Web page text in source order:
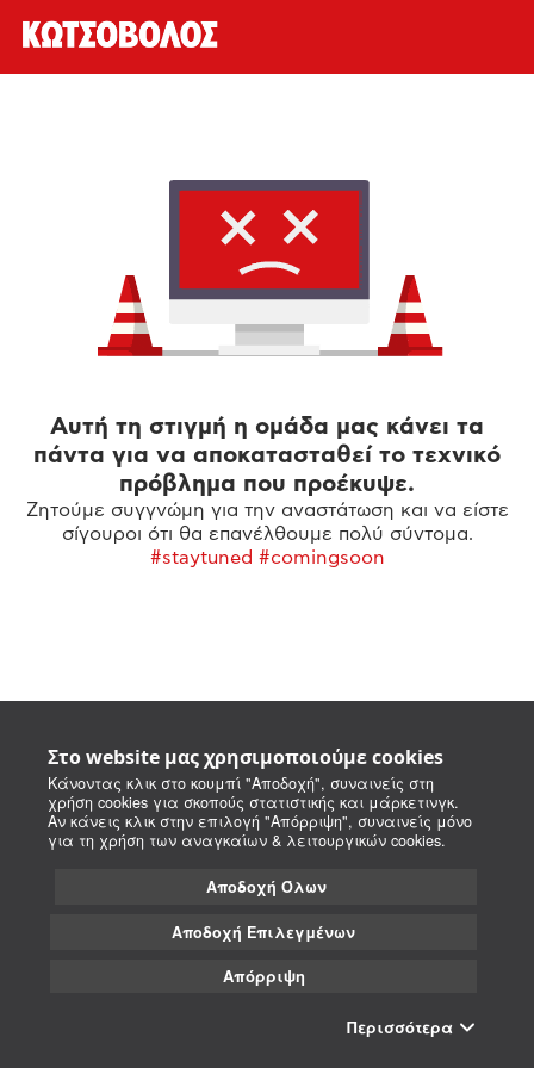
Στο website μας χρησιμοποιούμε cookies
Κάνοντας κλικ στο κουμπί "Αποδοχή", συναινείς στη
χρήση cookies για σκοπούς στατιστικής και μάρκετινγκ.
Αν κάνεις κλικ στην επιλογή "Απόρριψη", συναινείς μόνο
για τη χρήση των αναγκαίων & λειτουργικών cookies.
Αποδοχή Όλων
Αποδοχή Επιλεγμένων
Απόρριψη
Περισσότερα
Αυτή τη στιγμή η ομάδα μας κάνει τα
πάντα για να αποκατασταθεί το τεχνικό
πρόβλημα που προέκυψε.
Ζητούμε συγγνώμη για την αναστάτωση και να είστε
σίγουροι ότι θα επανέλθουμε πολύ σύντομα.
#staytuned #comingsoon